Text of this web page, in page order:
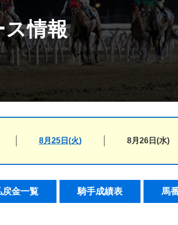
開催カレンダー
重賞競走体系図
スタリオンシリーズ
道内の発売情報(PDF)
レースダイジェスト
新馬ダイジェスト
実況・テレホ
発売・払戻
いずみ食堂
ルンビニフードカフェ
勝馬屋
ス情報
8月25日(火) 8月26日(水)
戻金一覧 騎手成績表 馬